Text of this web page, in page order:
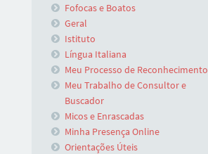
Fofocas e Boatos
Geral
Istituto
Língua Italiana
Meu Processo de Reconhecimento
Meu Trabalho de Consultor e
Buscador
Micos e Enrascadas
Minha Presença Online
Orientações Úteis